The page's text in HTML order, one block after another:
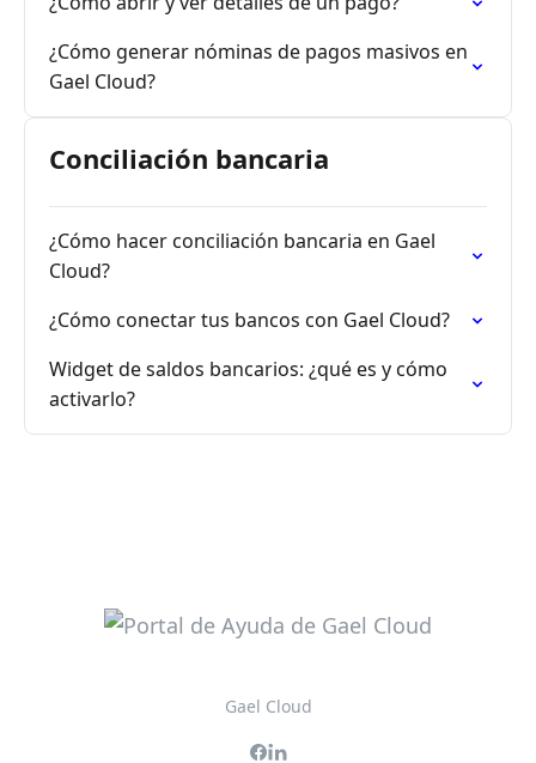
¿Cómo generar nóminas de pagos masivos en
Gael Cloud?
Conciliación bancaria
¿Cómo hacer conciliación bancaria en Gael
Cloud?
¿Cómo conectar tus bancos con Gael Cloud?
Widget de saldos bancarios: ¿qué es y cómo
activarlo?
Gael Cloud